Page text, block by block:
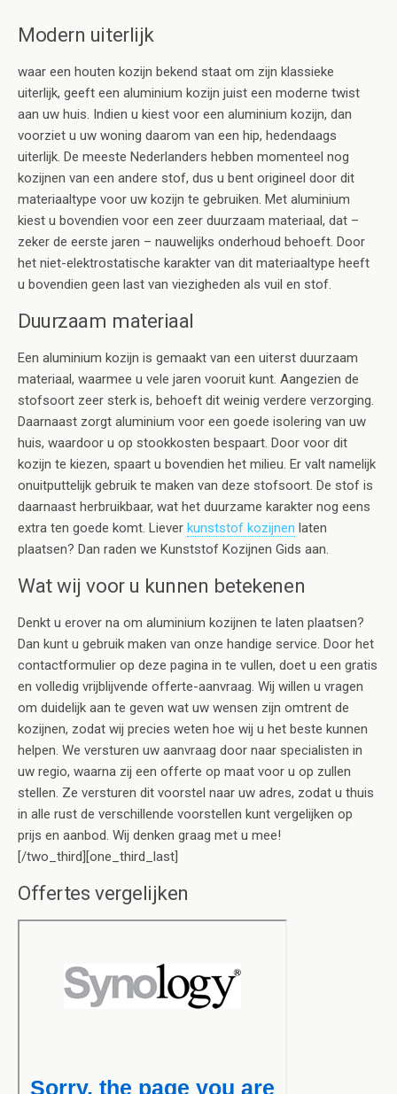
Modern uiterlijk
waar een houten kozijn bekend staat om zijn klassieke
uiterlijk, geeft een aluminium kozijn juist een moderne twist
aan uw huis. Indien u kiest voor een aluminium kozijn, dan
voorziet u uw woning daarom van een hip, hedendaags
uiterlijk. De meeste Nederlanders hebben momenteel nog
kozijnen van een andere stof, dus u bent origineel door dit
materiaaltype voor uw kozijn te gebruiken. Met aluminium
kiest u bovendien voor een zeer duurzaam materiaal, dat –
zeker de eerste jaren – nauwelijks onderhoud behoeft. Door
het niet-elektrostatische karakter van dit materiaaltype heeft
u bovendien geen last van viezigheden als vuil en stof.
Duurzaam materiaal
Een aluminium kozijn is gemaakt van een uiterst duurzaam
materiaal, waarmee u vele jaren vooruit kunt. Aangezien de
stofsoort zeer sterk is, behoeft dit weinig verdere verzorging.
Daarnaast zorgt aluminium voor een goede isolering van uw
huis, waardoor u op stookkosten bespaart. Door voor dit
kozijn te kiezen, spaart u bovendien het milieu. Er valt namelijk
onuitputtelijk gebruik te maken van deze stofsoort. De stof is
daarnaast herbruikbaar, wat het duurzame karakter nog eens
extra ten goede komt. Liever kunststof kozijnen laten
plaatsen? Dan raden we Kunststof Kozijnen Gids aan.
Wat wij voor u kunnen betekenen
Denkt u erover na om aluminium kozijnen te laten plaatsen?
Dan kunt u gebruik maken van onze handige service. Door het
contactformulier op deze pagina in te vullen, doet u een gratis
en volledig vrijblijvende offerte-aanvraag. Wij willen u vragen
om duidelijk aan te geven wat uw wensen zijn omtrent de
kozijnen, zodat wij precies weten hoe wij u het beste kunnen
helpen. We versturen uw aanvraag door naar specialisten in
uw regio, waarna zij een offerte op maat voor u op zullen
stellen. Ze versturen dit voorstel naar uw adres, zodat u thuis
in alle rust de verschillende voorstellen kunt vergelijken op
prijs en aanbod. Wij denken graag met u mee!
[/two_third][one_third_last]
Offertes vergelijken